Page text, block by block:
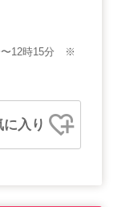
〜12時15分 ※
に入り